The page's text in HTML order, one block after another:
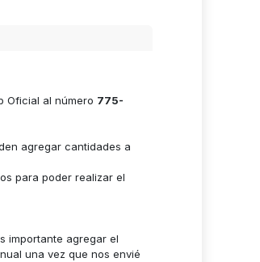
Oficial al número 775-
agregar cantidades a
para poder realizar el
importante agregar el
una vez que nos envié